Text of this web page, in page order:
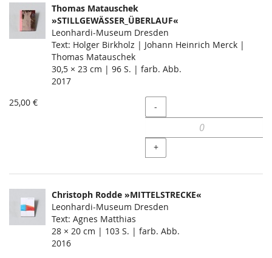
Thomas Matauschek
»STILLGEWÄSSER_ÜBERLAUF«
Leonhardi-Museum Dresden
Text: Holger Birkholz | Johann Heinrich Merck |
Thomas Matauschek
30,5 × 23 cm | 96 S. | farb. Abb.
2017
25,00 €
Menge
-
+
Christoph Rodde »MITTELSTRECKE«
Leonhardi-Museum Dresden
Text: Agnes Matthias
28 × 20 cm | 103 S. | farb. Abb.
2016